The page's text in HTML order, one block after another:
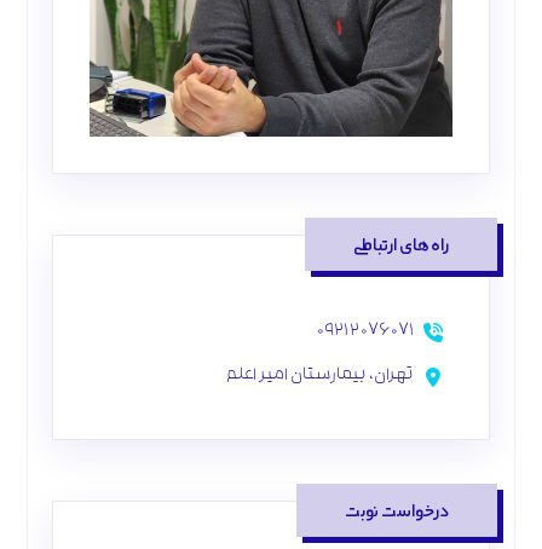
راه‌های ارتباطی
۰۹۲۱۲۰۷۶۰۷۱
تهران، بیمارستان امیر اعلم
درخواست نوبت